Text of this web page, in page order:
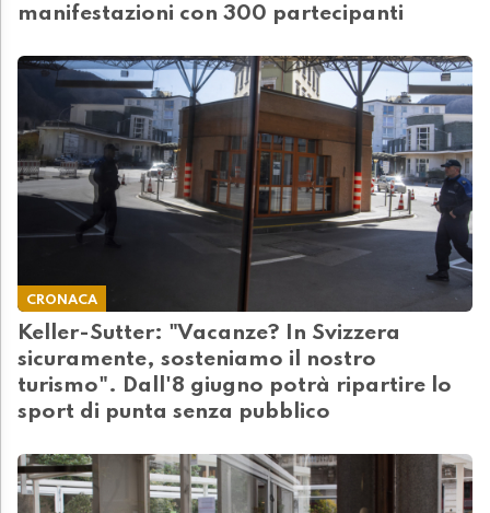
manifestazioni con 300 partecipanti
CRONACA
Keller-Sutter: "Vacanze? In Svizzera
sicuramente, sosteniamo il nostro
turismo". Dall'8 giugno potrà ripartire lo
sport di punta senza pubblico